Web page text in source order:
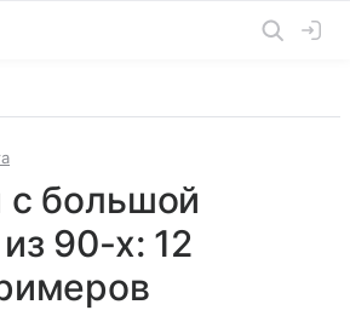
с большой
90-х: 12